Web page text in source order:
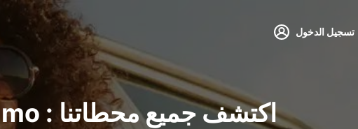
تسجيل الدخول
تأجير السيارات في Bergamo : اكتشف جميع محطاتنا